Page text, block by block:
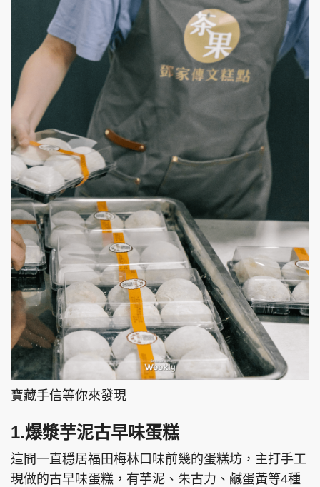
寶藏手信等你來發現
1.爆漿芋泥古早味蛋糕
這間一直穩居福田梅林口味前幾的蛋糕坊，主打手工
現做的古早味蛋糕，有芋泥、朱古力、鹹蛋黃等4種